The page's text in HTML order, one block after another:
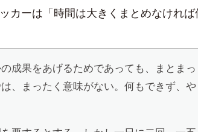
カーは「時間は大きくまとめなければ
成果をあげるためであっても、まとまっ
、まったく意味がない。何もできず、や